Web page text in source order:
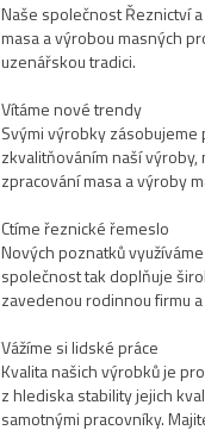
Naše společnost Řeznictví a
masa a výrobou masných
uzenářskou tradici.
Vítáme nové trendy
Svými výrobky zásobujeme
zkvalitňováním naší
zpracování masa a výroby
Ctíme řeznické řemeslo
Nových poznatků
společnost tak doplňuje
zavedenou rodinnou firmu
Vážíme si lidské práce
Kvalita našich výrobků je
z hlediska stability jejich
samotnými pracovníky.